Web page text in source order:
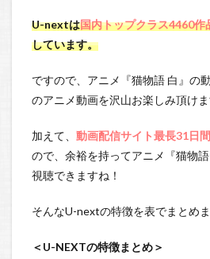
U-nextは国内トップクラス4460作
しています。
ですので、アニメ『猫物語 白』の
のアニメ動画を沢山お楽しみ頂け
加えて、 動画配信サイト最長31日
ので、余裕を持ってアニメ『猫物
視聴できますね！
そんなU-nextの特徴を表でまとめま
＜U-NEXTの特徴まとめ＞